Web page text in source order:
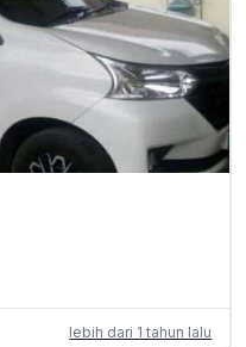
lebih dari 1 tahun lalu